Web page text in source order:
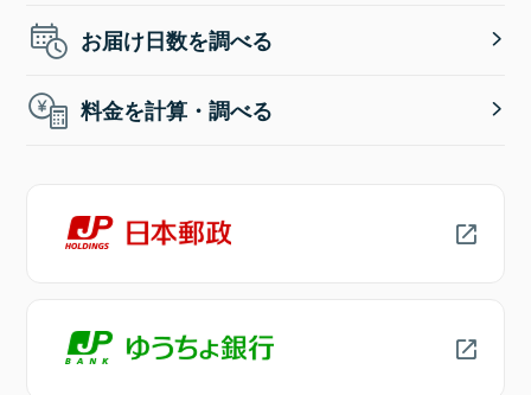
お届け日数を調べる
料金を計算・調べる